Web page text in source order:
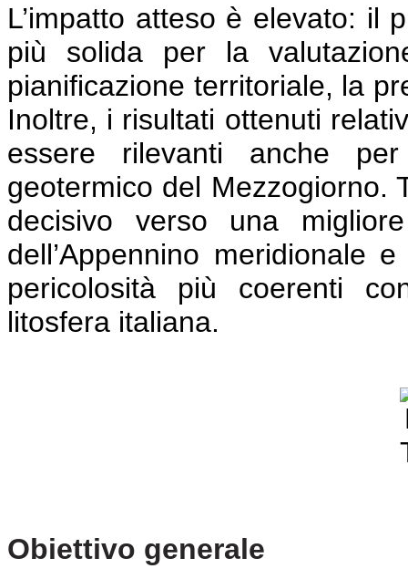
L’impatto atteso è elevato: il
più solida per la
pianificazione territoriale, la
Inoltre, i risultati ottenuti
essere rilevanti anche
geotermico del Mezzogiorno.
decisivo verso una
dell’Appennino meridionale
pericolosità più coerenti
litosfera italiana.
Obiettivo generale